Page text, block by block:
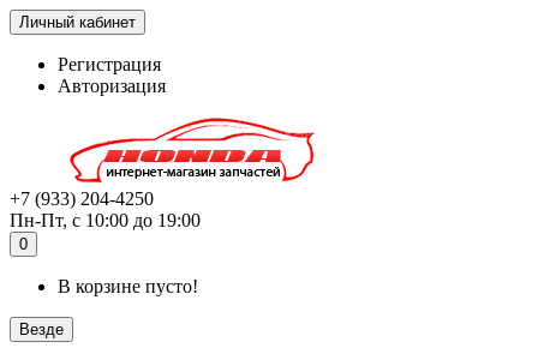
Личный кабинет
Регистрация
Авторизация
+7 (933) 204-4250
Пн-Пт, с 10:00 до 19:00
0
В корзине пусто!
Везде